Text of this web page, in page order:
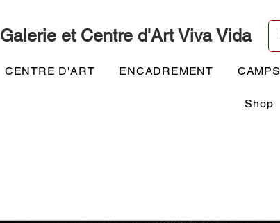
Galerie et Centre d'Art Viva Vida
CENTRE D'ART ENCADREMENT CAMPS
Shop